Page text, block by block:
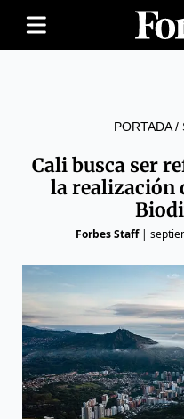
PORTADA/
Cali busca ser
la realización
Forbes Staff|